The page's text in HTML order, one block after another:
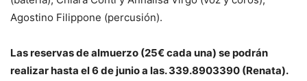
Agostino Filippone (percusión).
Las reservas de almuerzo (25€ cada una) se podrán
realizar hasta el 6 de junio a las. 339.8903390 (Renata).